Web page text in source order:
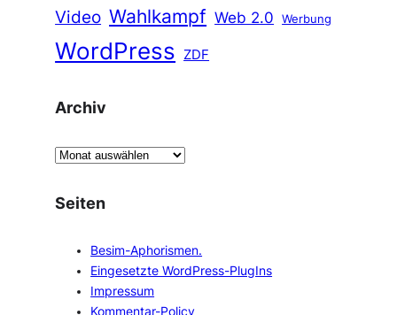
Video Wahlkampf Web 2.0 Werbung
WordPress ZDF
Archiv
A
c
Seiten
Besim-Aphorismen.
Eingesetzte WordPress-PlugIns
Impressum
Kommentar-Policy